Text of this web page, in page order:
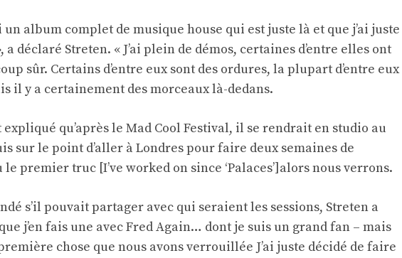
un album complet de musique house qui est juste là et que j’ai juste
déclaré Streten. « J’ai plein de démos, certaines d’entre elles ont
sûr. Certains d’entre eux sont des ordures, la plupart d’entre eux
il y a certainement des morceaux là-dedans.
expliqué qu’après le Mad Cool Festival, il se rendrait en studio au
sur le point d’aller à Londres pour faire deux semaines de
le premier truc [I’ve worked on since ‘Palaces’]alors nous verrons.
s’il pouvait partager avec qui seraient les sessions, Streten a
j’en fais une avec Fred Again… dont je suis un grand fan – mais
chose que nous avons verrouillée J’ai juste décidé de faire